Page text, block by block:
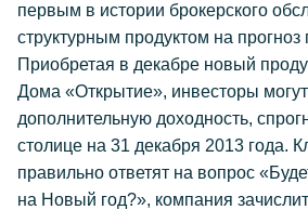
первым в истории брокерского
структурным продуктом на
Приобретая в декабре новый
Дома «Открытие», инвесторы
дополнительную доходность,
столице на 31 декабря 2013 года.
правильно ответят на вопрос
на Новый год?», компания